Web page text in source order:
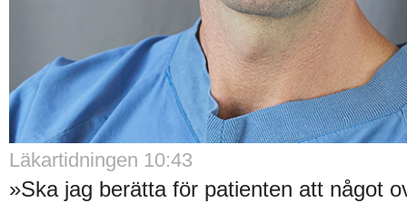
Läkartidningen 10:43
»Ska jag berätta för patienten att något